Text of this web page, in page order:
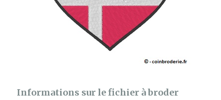
Informations sur le fichier à broder